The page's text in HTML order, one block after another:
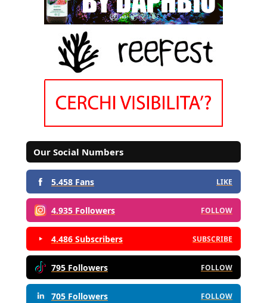
Our Social Numbers
5.458 Fans LIKE
4.935 Followers FOLLOW
4.486 Subscribers SUBSCRIBE
795 Followers FOLLOW
705 Followers FOLLOW